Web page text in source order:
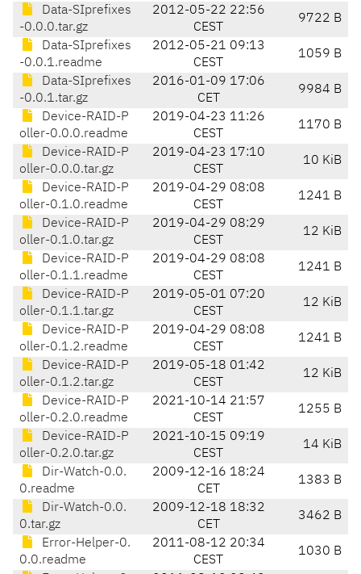
Data-SIprefixes
-0.0.0.tar.gz
2012-05-22 22:56
CEST
9722 B
Data-SIprefixes
-0.0.1.readme
2012-05-21 09:13
CEST
1059 B
Data-SIprefixes
-0.0.1.tar.gz
2016-01-09 17:06
CET
9984 B
Device-RAID-P
oller-0.0.0.readme
2019-04-23 11:26
CEST
1170 B
Device-RAID-P
oller-0.0.0.tar.gz
2019-04-23 17:10
CEST
10 KiB
Device-RAID-P
oller-0.1.0.readme
2019-04-29 08:08
CEST
1241 B
Device-RAID-P
oller-0.1.0.tar.gz
2019-04-29 08:29
CEST
12 KiB
Device-RAID-P
oller-0.1.1.readme
2019-04-29 08:08
CEST
1241 B
Device-RAID-P
oller-0.1.1.tar.gz
2019-05-01 07:20
CEST
12 KiB
Device-RAID-P
oller-0.1.2.readme
2019-04-29 08:08
CEST
1241 B
Device-RAID-P
oller-0.1.2.tar.gz
2019-05-18 01:42
CEST
12 KiB
Device-RAID-P
oller-0.2.0.readme
2021-10-14 21:57
CEST
1255 B
Device-RAID-P
oller-0.2.0.tar.gz
2021-10-15 09:19
CEST
14 KiB
Dir-Watch-0.0.
0.readme
2009-12-16 18:24
CET
1383 B
Dir-Watch-0.0.
0.tar.gz
2009-12-18 18:32
CET
3462 B
Error-Helper-0.
0.0.readme
2011-08-12 20:34
CEST
1030 B